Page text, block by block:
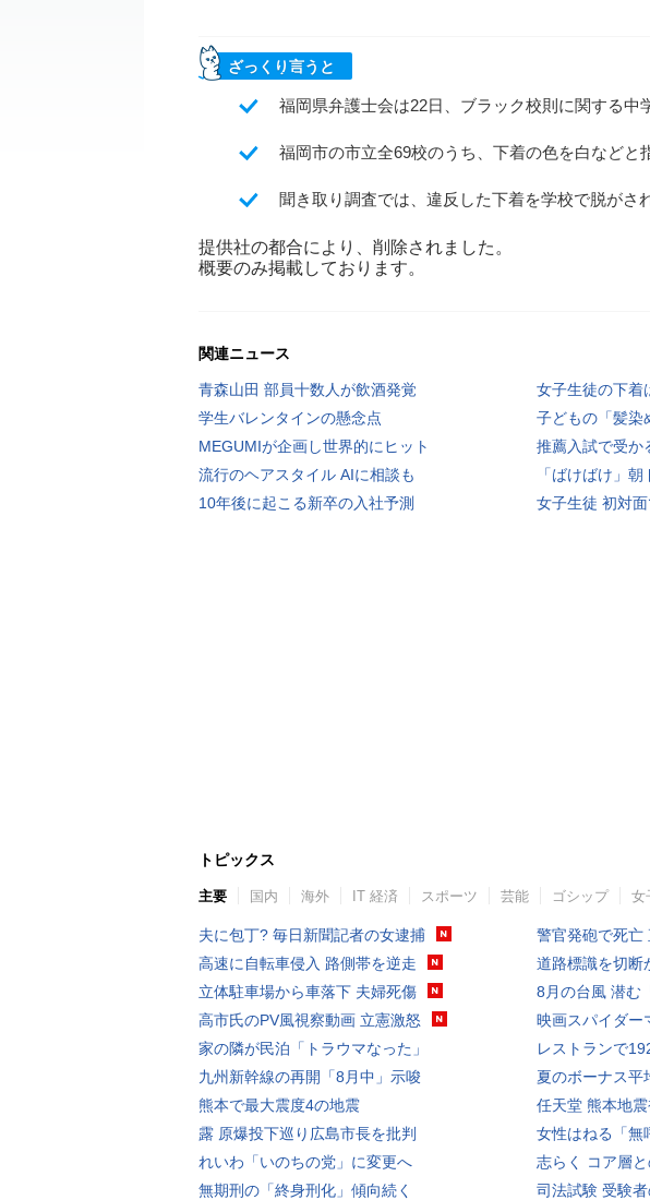
ざっくり言うと
福岡県弁護士会は22日、ブラック校則に関する中
福岡市の市立全69校のうち、下着の色を白などと
聞き取り調査では、違反した下着を学校で脱がさ
提供社の都合により、削除されました。
概要のみ掲載しております。
関連ニュース
青森山田 部員十数人が飲酒発覚
女子生徒の下着
学生バレンタインの懸念点
子どもの「髪染
MEGUMIが企画し世界的にヒット
推薦入試で受か
流行のヘアスタイル AIに相談も
「ばけばけ」
10年後に起こる新卒の入社予測
女子生徒 初対
トピックス
主要 国内 海外 IT 経済 スポーツ 芸能 ゴシップ 女
夫に包丁? 毎日新聞記者の女逮捕
高速に自転車侵入 路側帯を逆走
立体駐車場から車落下 夫婦死傷
高市氏のPV風視察動画 立憲激怒
家の隣が民泊「トラウマなった」
九州新幹線の再開「8月中」示唆
熊本で最大震度4の地震
露 原爆投下巡り広島市長を批判
れいわ「いのちの党」に変更へ
無期刑の「終身刑化」傾向続く
警官発砲で死亡
道路標識を切断
8月の台風 潜む
映画スパイダー
レストランで
夏のボーナス平
任天堂 熊本地
女性はねる「無
志らく コア層
司法試験 受験